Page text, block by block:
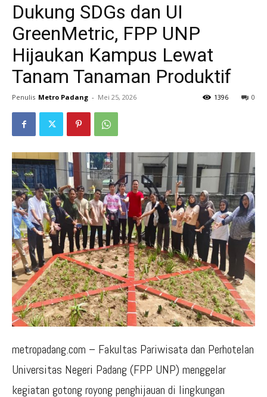
Dukung SDGs dan UI
GreenMetric, FPP UNP
Hijaukan Kampus Lewat
Tanam Tanaman Produktif
Penulis Metro Padang - Mei 25, 2026 0
1396
metropadang.com – Fakultas Pariwisata dan Perhotelan
Universitas Negeri Padang (FPP UNP) menggelar
kegiatan gotong royong penghijauan di lingkungan